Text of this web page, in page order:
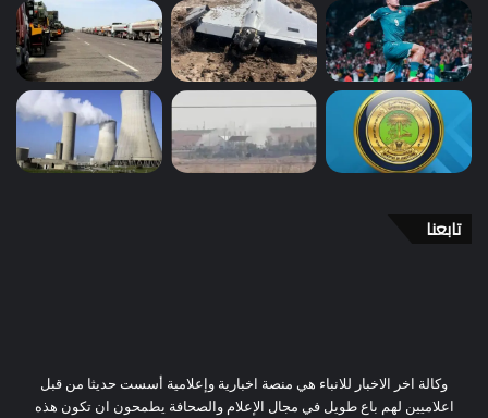
تابعنا
وكالة اخر الاخبار للانباء هي منصة اخبارية وإعلامية أسست حديثا من قبل
اعلاميين لهم باع طويل في مجال الإعلام والصحافة يطمحون ان تكون هذه